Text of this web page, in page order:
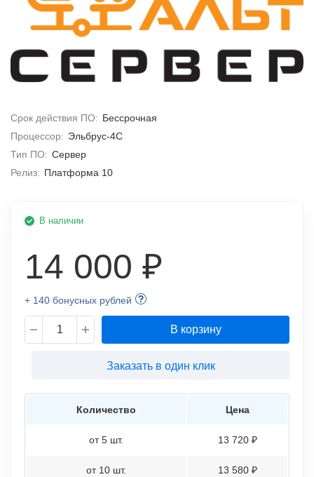
Срок действия ПО: Бессрочная
Процессор: Эльбрус-4С
Тип ПО: Сервер
Релиз: Платформа 10
В наличии
14 000 ₽
+ 140 бонусных рублей
В корзину
Заказать в один клик
Количество Цена
от 5 шт. 13 720 ₽
от 10 шт. 13 580 ₽